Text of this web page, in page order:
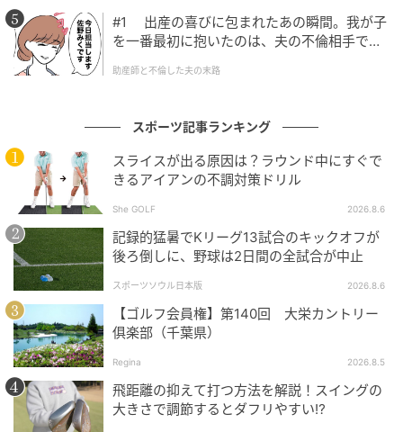
#1 出産の喜びに包まれたあの瞬間。我が子
を一番最初に抱いたのは、夫の不倫相手でし
助産師と不倫した夫の末路
スポーツ記事ランキング
スライスが出る原因は？ラウンド中にすぐで
きるアイアンの不調対策ドリル
She GOLF 2026.8.6
記録的猛暑でKリーグ13試合のキックオフが
後ろ倒しに、野球は2日間の全試合が中止
スポーツソウル日本版 2026.8.6
【ゴルフ会員権】第140回 大栄カントリー
俱楽部（千葉県）
Regina 2026.8.5
飛距離の抑えて打つ方法を解説！スイングの
大きさで調節するとダフリやすい⁉